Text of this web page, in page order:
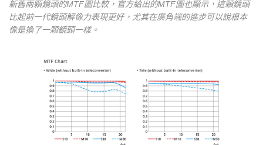
新舊兩顆鏡頭的MTF圖比較，官方給出的MTF圖也顯示，這顆鏡頭
比起前一代鏡頭解像力表現更好，尤其在廣角端的進步可以說根本
像是換了一顆鏡頭一樣。